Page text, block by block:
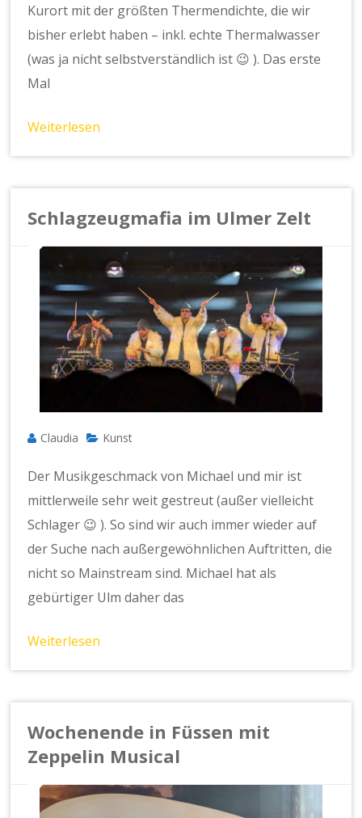
Kurort mit der größten Thermendichte, die wir
bisher erlebt haben – inkl. echte Thermalwasser
(was ja nicht selbstverständlich ist 😉 ). Das erste
Mal
Weiterlesen
Schlagzeugmafia im Ulmer Zelt
Claudia Kunst
Der Musikgeschmack von Michael und mir ist
mittlerweile sehr weit gestreut (außer vielleicht
Schlager 😉 ). So sind wir auch immer wieder auf
der Suche nach außergewöhnlichen Auftritten, die
nicht so Mainstream sind. Michael hat als
gebürtiger Ulm daher das
Weiterlesen
Wochenende in Füssen mit
Zeppelin Musical